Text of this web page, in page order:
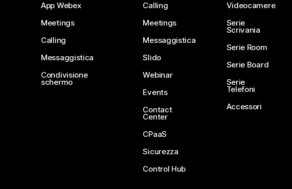
App Webex
Meetings
Calling
Messaggistica
Condivisione
schermo
Calling
Meetings
Messaggistica
Slido
Webinar
Events
Contact
Center
CPaaS
Sicurezza
Control Hub
Videocamere
Serie
Scrivania
Serie Room
Serie Board
Serie
Telefoni
Accessori